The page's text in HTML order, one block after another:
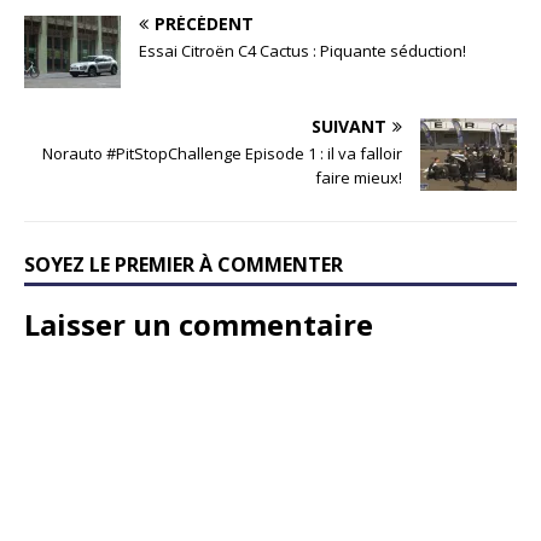
PRÉCÉDENT
Essai Citroën C4 Cactus : Piquante séduction!
SUIVANT
Norauto #PitStopChallenge Episode 1 : il va falloir
faire mieux!
SOYEZ LE PREMIER À COMMENTER
Laisser un commentaire